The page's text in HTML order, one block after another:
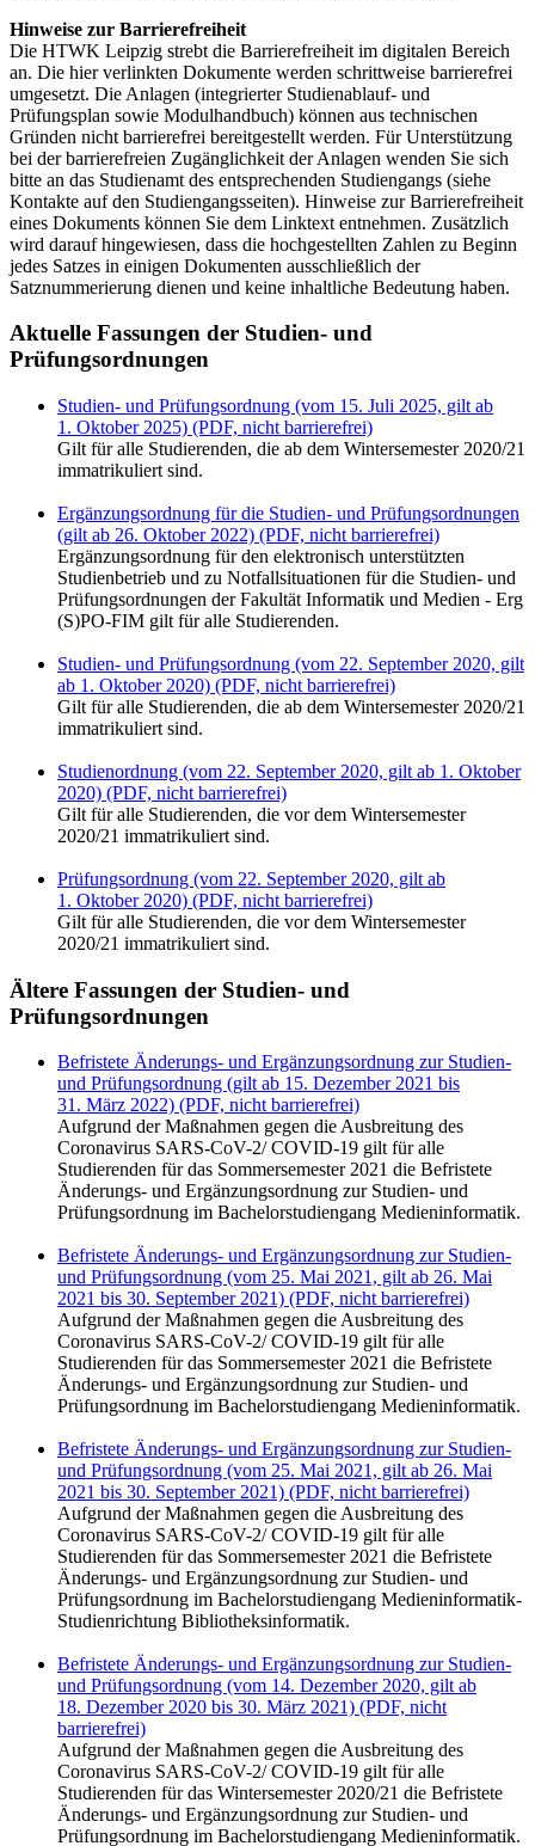
Hinweise zur Barrierefreiheit
Die HTWK Leipzig strebt die Barrierefreiheit im digitalen Bereich
an. Die hier verlinkten Dokumente werden schrittweise barrierefrei
umgesetzt. Die Anlagen (integrierter Studienablauf- und
Prüfungsplan sowie Modulhandbuch) können aus technischen
Gründen nicht barrierefrei bereitgestellt werden. Für Unterstützung
bei der barrierefreien Zugänglichkeit der Anlagen wenden Sie sich
bitte an das Studienamt des entsprechenden Studiengangs (siehe
Kontakte auf den Studiengangsseiten). Hinweise zur Barrierefreiheit
eines Dokuments können Sie dem Linktext entnehmen. Zusätzlich
wird darauf hingewiesen, dass die hochgestellten Zahlen zu Beginn
jedes Satzes in einigen Dokumenten ausschließlich der
Satznummerierung dienen und keine inhaltliche Bedeutung haben.
Aktuelle Fassungen der Studien- und
Prüfungsordnungen
Studien- und Prüfungsordnung (vom 15. Juli 2025, gilt ab
1. Oktober 2025) (PDF, nicht barrierefrei)
Gilt für alle Studierenden, die ab dem Wintersemester 2020/21
immatrikuliert sind.
Ergänzungsordnung für die Studien- und Prüfungsordnungen
(gilt ab 26. Oktober 2022) (PDF, nicht barrierefrei)
Ergänzungsordnung für den elektronisch unterstützten
Studienbetrieb und zu Notfallsituationen für die Studien- und
Prüfungsordnungen der Fakultät Informatik und Medien - Erg
(S)PO-FIM gilt für alle Studierenden.
Studien- und Prüfungsordnung (vom 22. September 2020, gilt
ab 1. Oktober 2020) (PDF, nicht barrierefrei)
Gilt für alle Studierenden, die ab dem Wintersemester 2020/21
immatrikuliert sind.
Studienordnung (vom 22. September 2020, gilt ab 1. Oktober
2020) (PDF, nicht barrierefrei)
Gilt für alle Studierenden, die vor dem Wintersemester
2020/21 immatrikuliert sind.
Prüfungsordnung (vom 22. September 2020, gilt ab
1. Oktober 2020) (PDF, nicht barrierefrei)
Gilt für alle Studierenden, die vor dem Wintersemester
2020/21 immatrikuliert sind.
Ältere Fassungen der Studien- und
Prüfungsordnungen
Befristete Änderungs- und Ergänzungsordnung zur Studien-
und Prüfungsordnung (gilt ab 15. Dezember 2021 bis
31. März 2022) (PDF, nicht barrierefrei)
Aufgrund der Maßnahmen gegen die Ausbreitung des
Coronavirus SARS-CoV-2/ COVID-19 gilt für alle
Studierenden für das Sommersemester 2021 die Befristete
Änderungs- und Ergänzungsordnung zur Studien- und
Prüfungsordnung im Bachelorstudiengang Medieninformatik.
Befristete Änderungs- und Ergänzungsordnung zur Studien-
und Prüfungsordnung (vom 25. Mai 2021, gilt ab 26. Mai
2021 bis 30. September 2021) (PDF, nicht barrierefrei)
Aufgrund der Maßnahmen gegen die Ausbreitung des
Coronavirus SARS-CoV-2/ COVID-19 gilt für alle
Studierenden für das Sommersemester 2021 die Befristete
Änderungs- und Ergänzungsordnung zur Studien- und
Prüfungsordnung im Bachelorstudiengang Medieninformatik.
Befristete Änderungs- und Ergänzungsordnung zur Studien-
und Prüfungsordnung (vom 25. Mai 2021, gilt ab 26. Mai
2021 bis 30. September 2021) (PDF, nicht barrierefrei)
Aufgrund der Maßnahmen gegen die Ausbreitung des
Coronavirus SARS-CoV-2/ COVID-19 gilt für alle
Studierenden für das Sommersemester 2021 die Befristete
Änderungs- und Ergänzungsordnung zur Studien- und
Prüfungsordnung im Bachelorstudiengang Medieninformatik-
Studienrichtung Bibliotheksinformatik.
Befristete Änderungs- und Ergänzungsordnung zur Studien-
und Prüfungsordnung (vom 14. Dezember 2020, gilt ab
18. Dezember 2020 bis 30. März 2021) (PDF, nicht
barrierefrei)
Aufgrund der Maßnahmen gegen die Ausbreitung des
Coronavirus SARS-CoV-2/ COVID-19 gilt für alle
Studierenden für das Wintersemester 2020/21 die Befristete
Änderungs- und Ergänzungsordnung zur Studien- und
Prüfungsordnung im Bachelorstudiengang Medieninformatik.